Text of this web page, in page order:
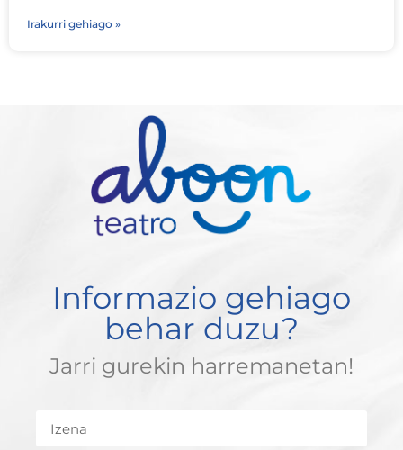
Irakurri gehiago »
Informazio gehiago
behar duzu?
Jarri gurekin harremanetan!